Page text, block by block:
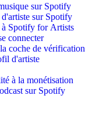
sur Spotify
sur Spotify
à Spotify for Artists
connecter
coche de vérification
d'artiste
à la monétisation
sur Spotify